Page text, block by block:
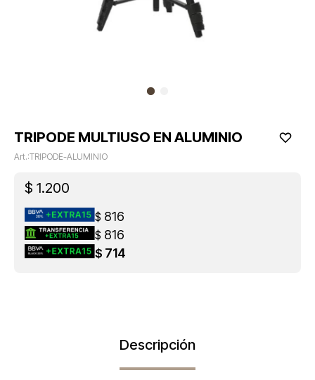
TRIPODE MULTIUSO EN ALUMINIO
TRIPODE-ALUMINIO
$ 1.200
$ 816
$ 816
$ 714
Descripción